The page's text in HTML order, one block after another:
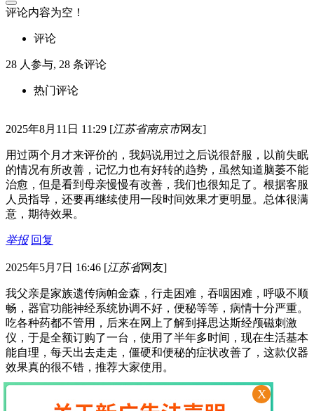
评论内容为空！
评论
28 人参与, 28 条评论
热门评论
2025年8月11日 11:29 [江苏省南京市网友]
用过两个月才来评价的，我妈说用过之后说很舒服，以前失眠
的情况有所改善，记忆力也有好转的趋势，虽然知道脑萎不能
治愈，但是看到母亲慢慢有改善，我们也很知足了。根据客服
人员指导，还要再继续使用一段时间效果才更明显。总体很满
意，期待效果。
举报 回复
2025年5月7日 16:46 [江苏省网友]
我父亲是家族遗传病帕金森，行走困难，吞咽困难，呼吸不顺
畅，器官功能神经系统协调不好，便秘等等，病情十分严重。
吃各种药都不管用，后来在网上了解到择思达斯经颅磁刺激
仪，于是全额订购了一台，使用了半年多时间，现在生活基本
能自理，每天出去走走，僵硬和便秘的症状改善了，这款仪器
效果真的很不错，推荐大家使用。
X